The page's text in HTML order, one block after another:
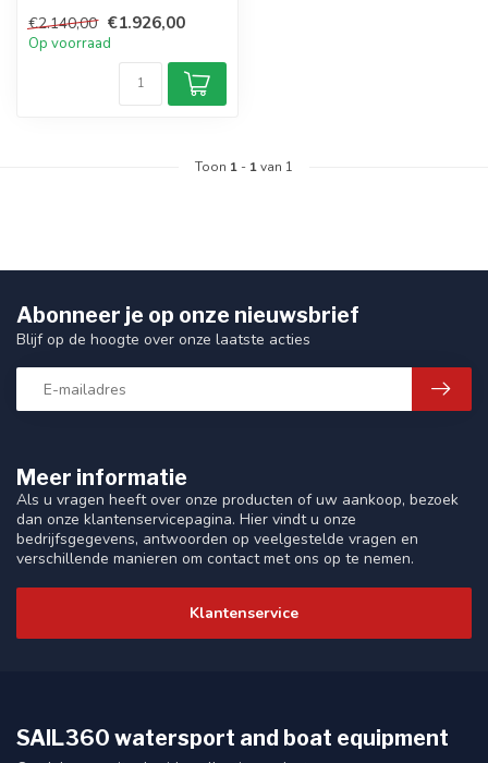
fron...
€2.140,00 €1.926,00
Op voorraad
Toon 1 - 1van 1
Meer informatie
Als u vragen heeft over onze producten of uw aankoop, bezoek
dan onze klantenservicepagina. Hier vindt u onze
bedrijfsgegevens, antwoorden op veelgestelde vragen en
verschillende manieren om contact met ons op te nemen.
Klantenservice
Abonneer je op onze nieuwsbrief
Blijf op de hoogte over onze laatste acties
SAIL360 watersport and boat equipment